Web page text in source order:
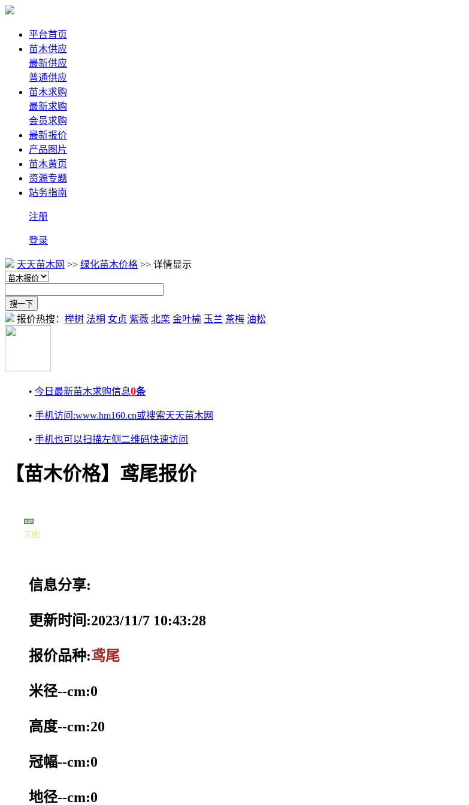
平台首页
苗木供应
最新供应
普通供应
苗木求购
最新求购
会员求购
最新报价
产品图片
苗木黄页
资源专题
站务指南
注册
登录
天天苗木网 >> 绿化苗木价格 >> 详情显示
报价热搜： 榉树 法桐 女贞 紫薇 北栾 金叶榆 玉兰 茶梅 油松
• 今日最新苗木求购信息0条
• 手机访问:www.hm160.cn或搜索天天苗木网
• 手机也可以扫描左侧二维码快速访问
【苗木价格】鸢尾报价
信息分享:
更新时间:2023/11/7 10:43:28
报价品种:鸢尾
米径--cm:0
高度--cm:20
冠幅--cm:0
地径--cm:0